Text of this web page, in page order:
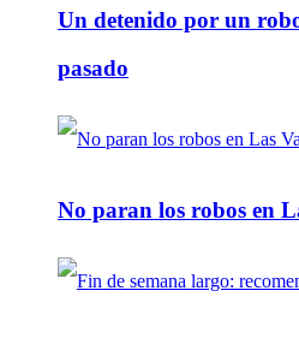
Un detenido por un
pasado
No paran los robos en